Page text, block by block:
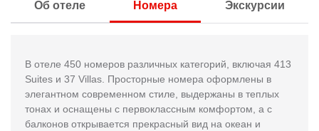
Об отеле Номера Экскурсии
В отеле 450 номеров различных категорий, включая 413
Suites и 37 Villas . Просторные номера оформлены в
элегантном современном стиле, выдержаны в теплых
тонах и оснащены с первоклассным комфортом, а с
балконов открывается прекрасный вид на океан и